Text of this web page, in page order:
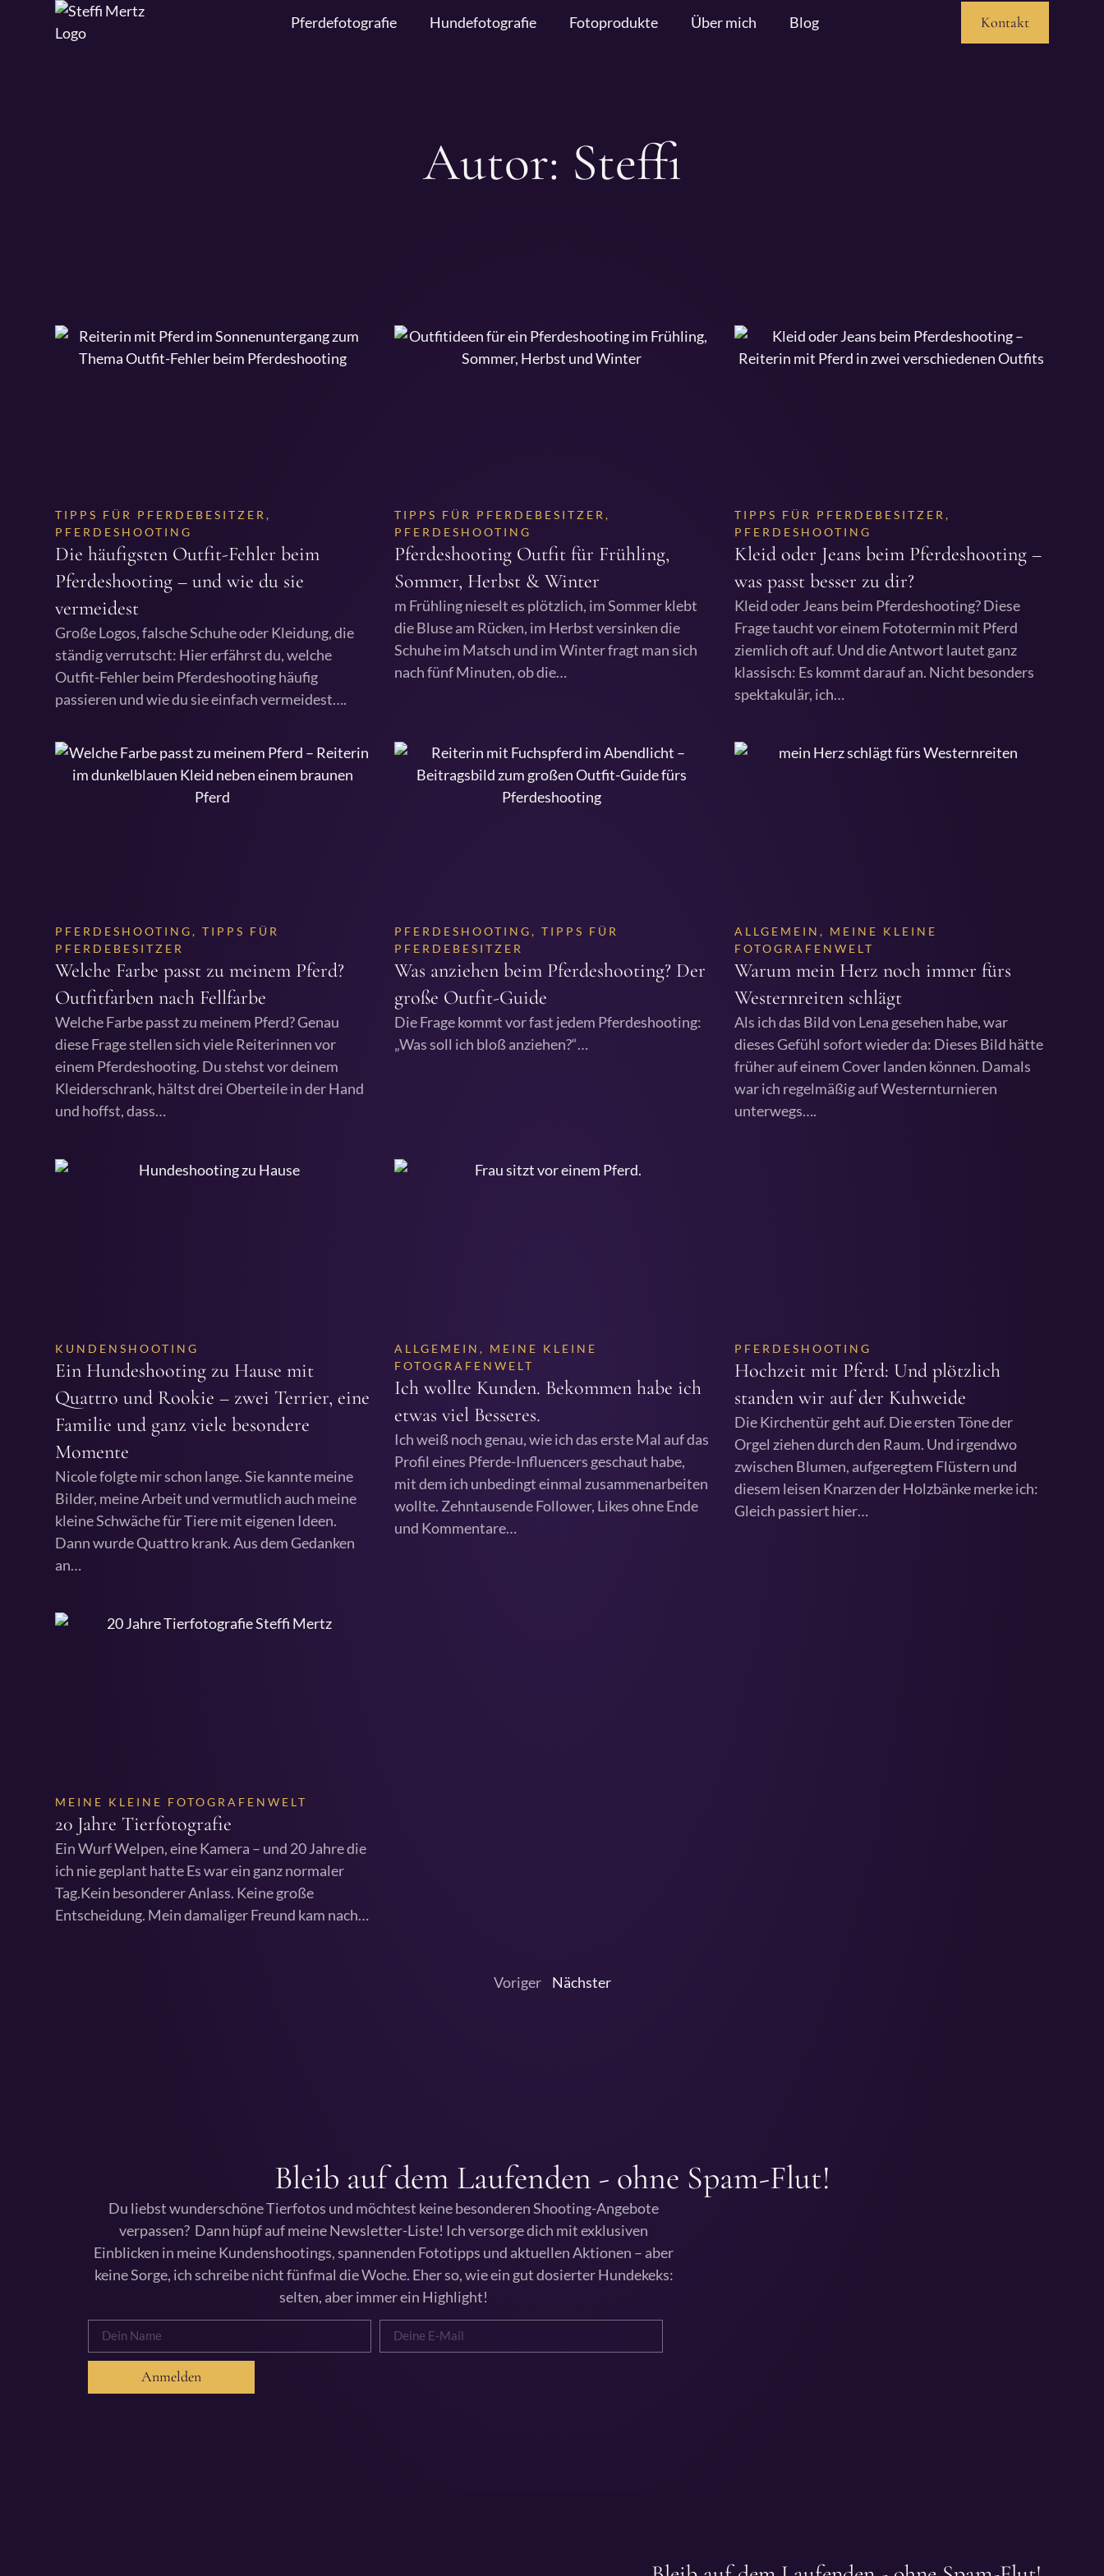
Pferdefotografie Hundefotografie Fotoprodukte Über mich Blog Kontakt
Autor: Steffi
TIPPS FÜR PFERDEBESITZER,
PFERDESHOOTING
Die häufigsten Outfit-Fehler beim
Pferdeshooting – und wie du sie
vermeidest
Große Logos, falsche Schuhe oder Kleidung, die
ständig verrutscht: Hier erfährst du, welche
Outfit-Fehler beim Pferdeshooting häufig
passieren und wie du sie einfach vermeidest….
TIPPS FÜR PFERDEBESITZER,
PFERDESHOOTING
Pferdeshooting Outfit für Frühling,
Sommer, Herbst & Winter
m Frühling nieselt es plötzlich, im Sommer klebt
die Bluse am Rücken, im Herbst versinken die
Schuhe im Matsch und im Winter fragt man sich
nach fünf Minuten, ob die…
TIPPS FÜR PFERDEBESITZER ,
PFERDESHOOTING
Kleid oder Jeans beim Pferdeshooting –
was passt besser zu dir?
Kleid oder Jeans beim Pferdeshooting? Diese
Frage taucht vor einem Fototermin mit Pferd
ziemlich oft auf. Und die Antwort lautet ganz
klassisch: Es kommt darauf an. Nicht besonders
spektakulär, ich…
PFERDESHOOTING,TIPPS FÜR
PFERDEBESITZER
Welche Farbe passt zu meinem Pferd?
Outfitfarben nach Fellfarbe
Welche Farbe passt zu meinem Pferd? Genau
diese Frage stellen sich viele Reiterinnen vor
einem Pferdeshooting. Du stehst vor deinem
Kleiderschrank, hältst drei Oberteile in der Hand
und hoffst, dass…
PFERDESHOOTING,TIPPS FÜR
PFERDEBESITZER
Was anziehen beim Pferdeshooting? Der
große Outfit-Guide
Die Frage kommt vor fast jedem Pferdeshooting:
„Was soll ich bloß anziehen?“…
ALLGEMEIN , MEINE KLEINE
FOTOGRAFENWELT
Warum mein Herz noch immer fürs
Westernreiten schlägt
Als ich das Bild von Lena gesehen habe, war
dieses Gefühl sofort wieder da: Dieses Bild hätte
früher auf einem Cover landen können. Damals
war ich regelmäßig auf Westernturnieren
unterwegs….
KUNDENSHOOTING
Ein Hundeshooting zu Hause mit
Quattro und Rookie – zwei Terrier, eine
Familie und ganz viele besondere
Momente
Nicole folgte mir schon lange. Sie kannte meine
Bilder, meine Arbeit und vermutlich auch meine
kleine Schwäche für Tiere mit eigenen Ideen.
Dann wurde Quattro krank. Aus dem Gedanken
an…
ALLGEMEIN, MEINE KLEINE
FOTOGRAFENWELT
Ich wollte Kunden. Bekommen habe ich
etwas viel Besseres.
Ich weiß noch genau, wie ich das erste Mal auf das
Profil eines Pferde-Influencers geschaut habe,
mit dem ich unbedingt einmal zusammenarbeiten
wollte. Zehntausende Follower, Likes ohne Ende
und Kommentare…
PFERDESHOOTING
Hochzeit mit Pferd: Und plötzlich
standen wir auf der Kuhweide
Die Kirchentür geht auf. Die ersten Töne der
Orgel ziehen durch den Raum. Und irgendwo
zwischen Blumen, aufgeregtem Flüstern und
diesem leisen Knarzen der Holzbänke merke ich:
Gleich passiert hier…
MEINE KLEINE FOTOGRAFENWELT
20 Jahre Tierfotografie
Ein Wurf Welpen, eine Kamera – und 20 Jahre die
ich nie geplant hatte Es war ein ganz normaler
Tag.Kein besonderer Anlass. Keine große
Entscheidung. Mein damaliger Freund kam nach…
Voriger Nächster
Bleib auf dem Laufenden - ohne Spam-Flut!
Du liebst wunderschöne Tierfotos und möchtest keine besonderen Shooting-Angebote
verpassen? Dann hüpf auf meine Newsletter-Liste! Ich versorge dich mit exklusiven
Einblicken in meine Kundenshootings, spannenden Fototipps und aktuellen Aktionen – aber
keine Sorge, ich schreibe nicht fünfmal die Woche. Eher so, wie ein gut dosierter Hundekeks:
selten, aber immer ein Highlight!
Anmelden